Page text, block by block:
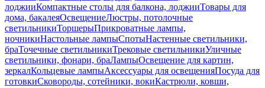
лоджииКомпактные столы для балкона, лоджииТовары для
дома, бакалеяОсвещениеЛюстры, потолочные
светильникиТоршерыПрикроватные лампы,
ночникиНастольные лампыСпотыНастенные светильники,
браТочечные светильникиТрековые светильникиУличные
светильники, фонари, браЛампыОсвещение для картин,
зеркалКольцевые лампыАксессуары для освещенияПосуда для
готовкиСковороды, сотейники, вокиКастрюли, ковши,